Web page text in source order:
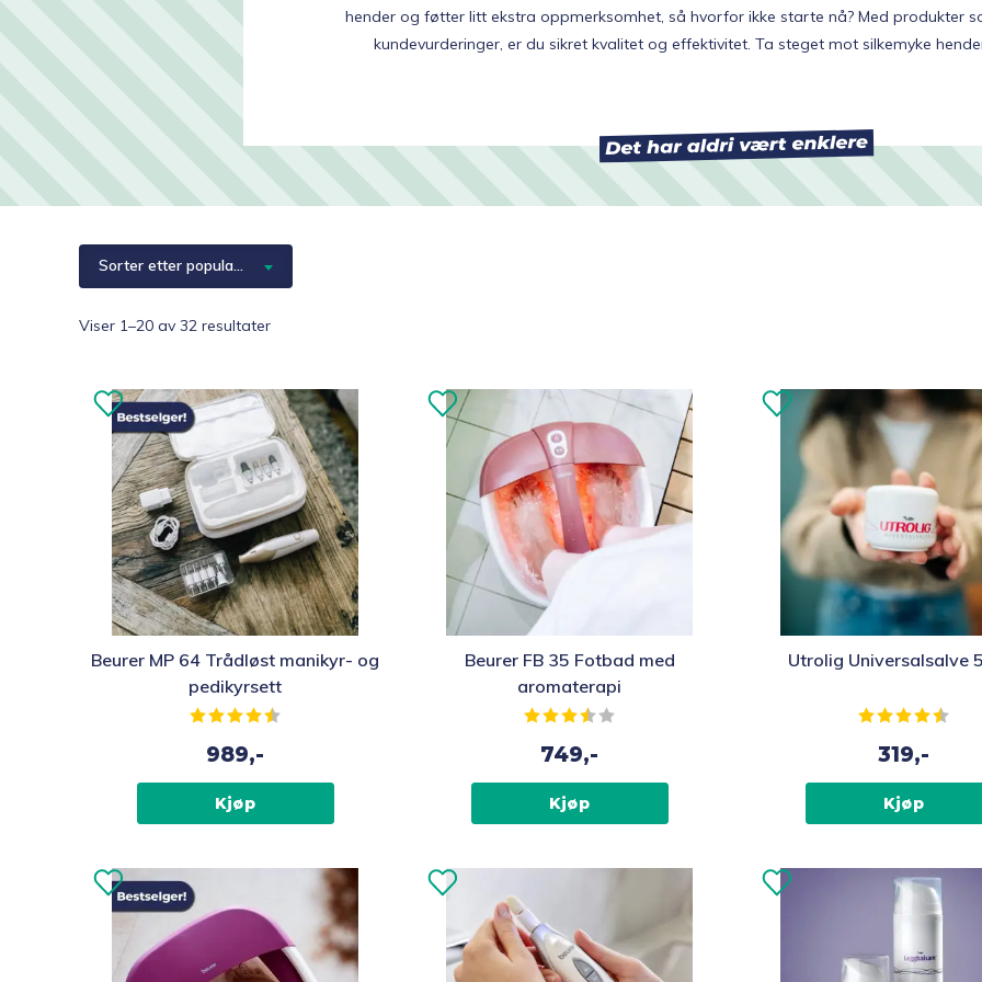
hender og føtter litt ekstra oppmerksomhet, så hvorfor ikke starte nå? Med produkter
kundevurderinger, er du sikret kvalitet og effektivitet. Ta steget mot silkemyke
Sorter etter popularitet
Viser 1–20 av 32 resultaterSortert
Beurer MP 64 Trådløst manikyr- og
pedikyrsett
Karakter:
989,-
Kjøp
Beurer FB 35 Fotbad med
aromaterapi
Karakter:
749,-
Kjøp
Utrolig Universalsalve
Karakter:
319,-
Kjøp